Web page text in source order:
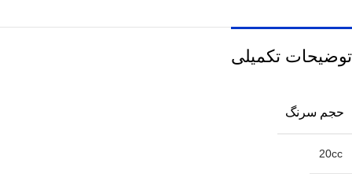
توضیحات تکمیلی
حجم سرنگ
20cc